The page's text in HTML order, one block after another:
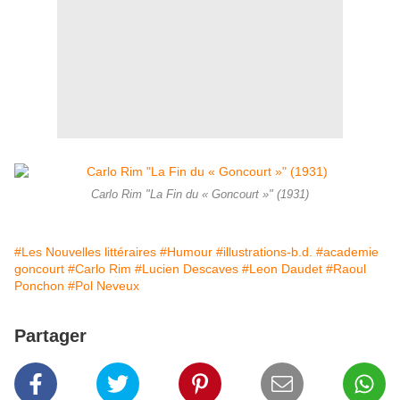
Carlo Rim "La Fin du « Goncourt »" (1931)
#Les Nouvelles littéraires #Humour #illustrations-b.d. #academie
goncourt #Carlo Rim #Lucien Descaves #Leon Daudet #Raoul
Ponchon #Pol Neveux
Partager